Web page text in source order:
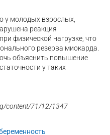
у молодых взрослых,
реакция
физической нагрузке, что
резерва миокарда.
объяснить повышение
у таких
content/71/12/1347